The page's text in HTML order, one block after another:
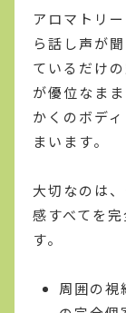
アロマトリ
ら話し声が
ているだけ
が優位なま
かくのボデ
まいます。
大切なのは
感すべてを
す。
周囲の視